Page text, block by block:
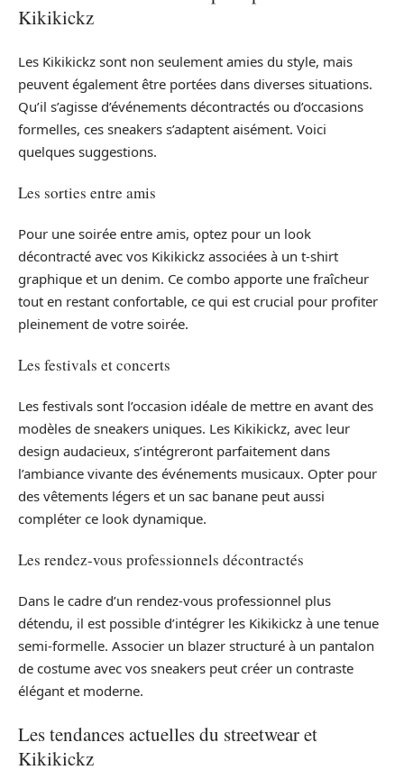
Kikikickz
Les Kikikickz sont non seulement amies du style, mais
peuvent également être portées dans diverses situations.
Qu’il s’agisse d’événements décontractés ou d’occasions
formelles, ces sneakers s’adaptent aisément. Voici
quelques suggestions.
Les sorties entre amis
Pour une soirée entre amis, optez pour un look
décontracté avec vos Kikikickz associées à un t-shirt
graphique et un denim. Ce combo apporte une fraîcheur
tout en restant confortable, ce qui est crucial pour profiter
pleinement de votre soirée.
Les festivals et concerts
Les festivals sont l’occasion idéale de mettre en avant des
modèles de sneakers uniques. Les Kikikickz, avec leur
design audacieux, s’intégreront parfaitement dans
l’ambiance vivante des événements musicaux. Opter pour
des vêtements légers et un sac banane peut aussi
compléter ce look dynamique.
Les rendez-vous professionnels décontractés
Dans le cadre d’un rendez-vous professionnel plus
détendu, il est possible d’intégrer les Kikikickz à une tenue
semi-formelle. Associer un blazer structuré à un pantalon
de costume avec vos sneakers peut créer un contraste
élégant et moderne.
Les tendances actuelles du streetwear et
Kikikickz